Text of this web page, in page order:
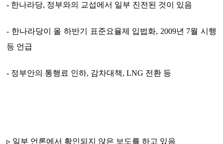
- 한나라당, 정부와의 교섭에서 일부 진전된 것이 있음
- 한나라당이 올 하반기 표준요율제 입법화, 2009년 7월 시행
등 언급
- 정부안의 통행료 인하, 감차대책, LNG 전환 등
▹ 일부 언론에서 확인되지 않은 보도를 하고 있음